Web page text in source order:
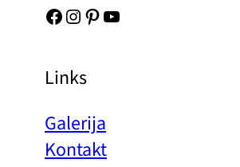
Facebook Instagram Pinterest YouTube
Links
Galerija
Kontakt